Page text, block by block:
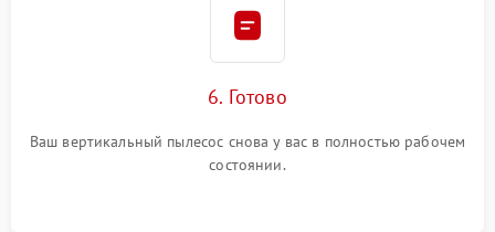
6. Готово
Ваш вертикальный пылесос снова у вас в полностью рабочем
состоянии.